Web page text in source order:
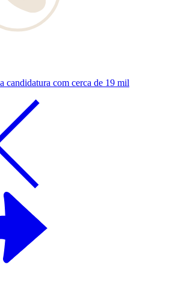
candidatura com cerca de 19 mil